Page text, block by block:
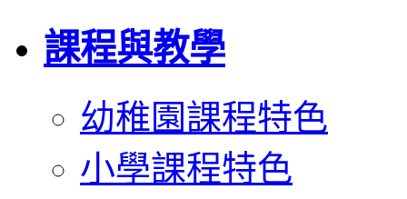
課程與教學
幼稚園課程特色
小學課程特色